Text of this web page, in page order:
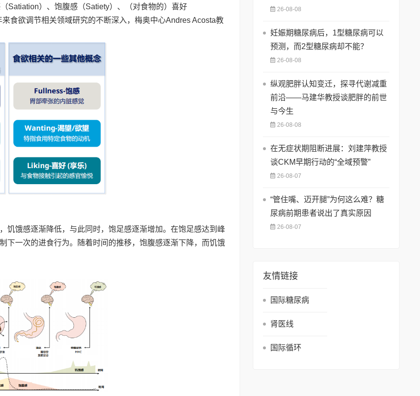
Satiation）、饱腹感（Satiety）、（对食物的）喜好
食欲调节相关领域研究的不断深入，梅奥中心Andres Acosta教
饥饿感逐渐降低，与此同时，饱足感逐渐增加。在饱足感达到峰
下一次的进食行为。随着时间的推移，饱腹感逐渐下降，而饥饿
26-08-08
妊娠期糖尿病后，1型糖尿病可以
预测，而2型糖尿病却不能？
26-08-08
纵观肥胖认知变迁，探寻代谢减重
前沿——马建华教授谈肥胖的前世
与今生
26-08-08
在无症状期阻断进展：刘建萍教授
谈CKM早期行动的“全域预警”
26-08-07
“管住嘴、迈开腿”为何这么难？糖
尿病前期患者说出了真实原因
26-08-07
友情链接
国际糖尿病
肾医线
国际循环